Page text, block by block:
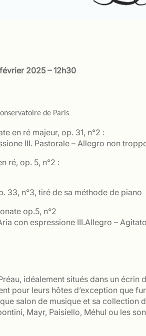
2025 – 12h30
de Paris
en ré majeur, op. 31, n°2 :
III. Pastorale – Allegro non
ré, op. 5, n°2 :
33, n°3, tiré de sa méthode de piano
op.5, n°2
con espressione III.Allegro –
idéalement situés dans un
pour leurs hôtes d’exception que
salon de musique et sa collection
Mayr, Paisiello, Méhul ou les